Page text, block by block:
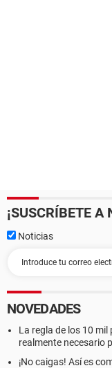
¡SUSCRÍBETE A
Noticias
NOVEDADES
La regla de los 10
realmente necesario
¡No caigas! Así es